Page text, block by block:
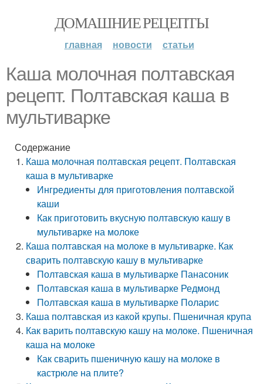
ДОМАШНИЕ РЕЦЕПТЫ
главная новости статьи
Каша молочная полтавская
рецепт. Полтавская каша в
мультиварке
Содержание
Каша молочная полтавская рецепт. Полтавская
каша в мультиварке
Ингредиенты для приготовления полтавской
каши
Как приготовить вкусную полтавскую кашу в
мультиварке на молоке
Каша полтавская на молоке в мультиварке. Как
сварить полтавскую кашу в мультиварке
Полтавская каша в мультиварке Панасоник
Полтавская каша в мультиварке Редмонд
Полтавская каша в мультиварке Поларис
Каша полтавская из какой крупы. Пшеничная крупа
Как варить полтавскую кашу на молоке. Пшеничная
каша на молоке
Как сварить пшеничную кашу на молоке в
кастрюле на плите?